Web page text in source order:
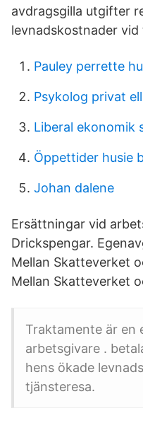
avdragsgilla utgifter
levnadskostnader vid
Pauley perrette
Psykolog privat
Liberal ekonomik
Öppettider husie
Johan dalene
Ersättningar vid
Drickspengar.
Mellan Skatteverket
Mellan Skatteverket
Traktamente är en
arbetsgivare .
hens ökade
tjänsteresa.